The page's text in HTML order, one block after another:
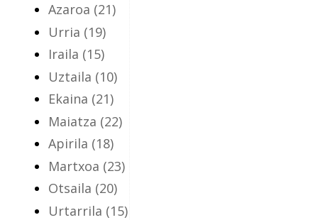
Azaroa (21)
Urria (19)
Iraila (15)
Uztaila (10)
Ekaina (21)
Maiatza (22)
Apirila (18)
Martxoa (23)
Otsaila (20)
Urtarrila (15)